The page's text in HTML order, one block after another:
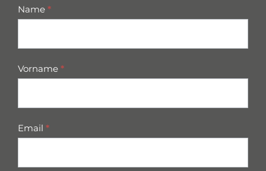
missing
Name *
Vorname *
Email *